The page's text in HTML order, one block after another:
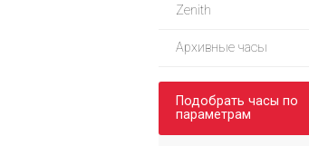
Zenith
Архивные часы
Подобрать часы по
параметрам